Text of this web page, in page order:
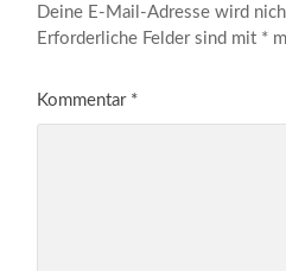
Deine E-Mail-Adresse wird
Erforderliche Felder sind mit *
Kommentar *